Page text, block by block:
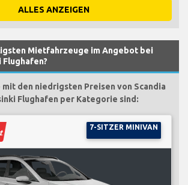
ALLES ANZEIGEN
Mietfahrzeuge im Angebot bei
Flughafen?
mit den niedrigsten Preisen von Scandia
Flughafen per Kategorie sind:
7-SITZER MINIVAN